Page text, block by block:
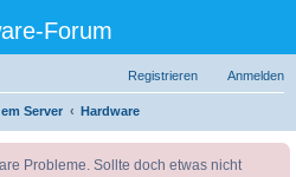
Forum
Anmelden
Registrieren
Server
Hardware
Probleme. Sollte doch etwas nicht